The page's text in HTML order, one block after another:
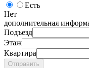
Есть
Нет
дополнительная
Подъезд
Этаж
Квартира
Отправить